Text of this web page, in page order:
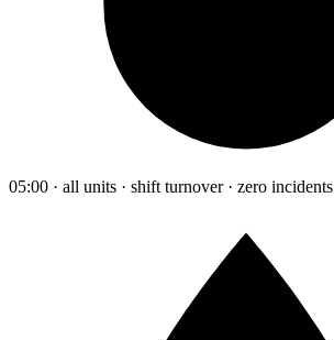
05:00 · all units · shift turnover · zero incidents